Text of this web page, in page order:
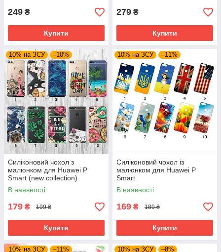
249 ₴
Купити
279 ₴
Купити
10% на ЗСУ –10%
Силіконовий чохол з
малюнком для Huawei P
Smart (new collection)
В наявності
179 ₴ 199 ₴
Купити
10% на ЗСУ –11%
Силіконовий чохол із
малюнком для Huawei P
Smart
В наявності
169 ₴ 189 ₴
Купити
10% на ЗСУ –11% 10% на ЗСУ –8%